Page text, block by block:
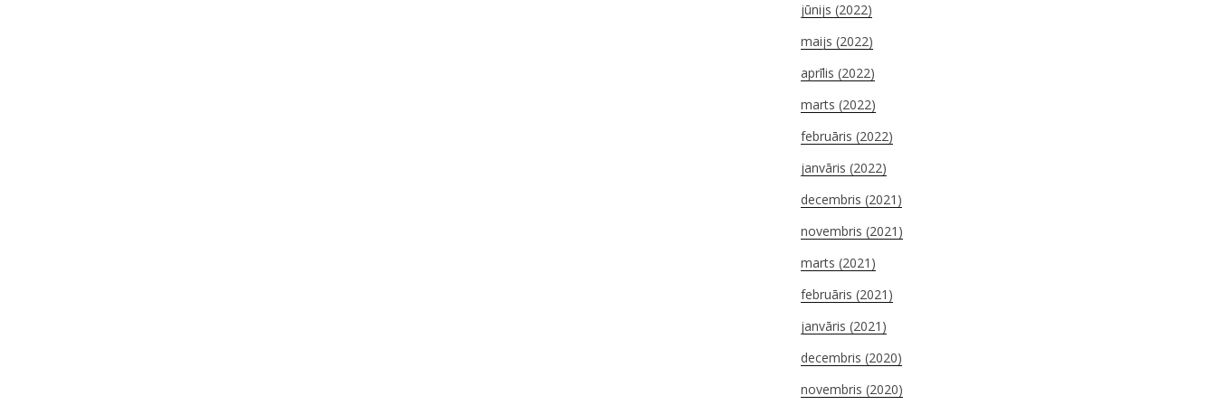
jūnijs (2022)
maijs (2022)
aprīlis (2022)
marts (2022)
februāris (2022)
janvāris (2022)
decembris (2021)
novembris (2021)
marts (2021)
februāris (2021)
janvāris (2021)
decembris (2020)
novembris (2020)